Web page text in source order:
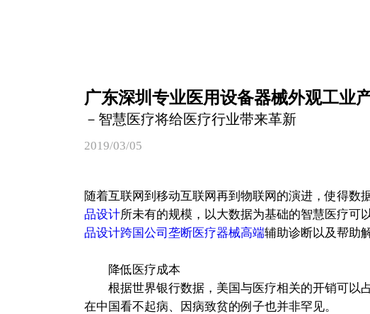
广东深圳专业医用设备器械外观工业
－智慧医疗将给医疗行业带来革新
2019/03/05
随着互联网到移动互联网再到物联网的演进，使得数
品设计所未有的规模，以大数据为基础的智慧医疗可
品设计跨国公司垄断医疗器械高端辅助诊断以及帮助
降低医疗成本
根据世界银行数据，美国与医疗相关的开销可以占
在中国看不起病、因病致贫的例子也并非罕见。